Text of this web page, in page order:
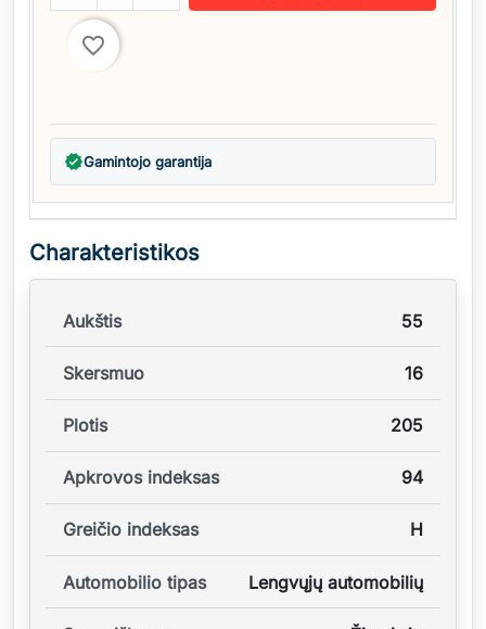
favorite_border
verifiedGamintojo garantija
Charakteristikos
Aukštis 55
Skersmuo 16
Plotis 205
Apkrovos indeksas 94
Greičio indeksas H
Automobilio tipas Lengvųjų automobilių